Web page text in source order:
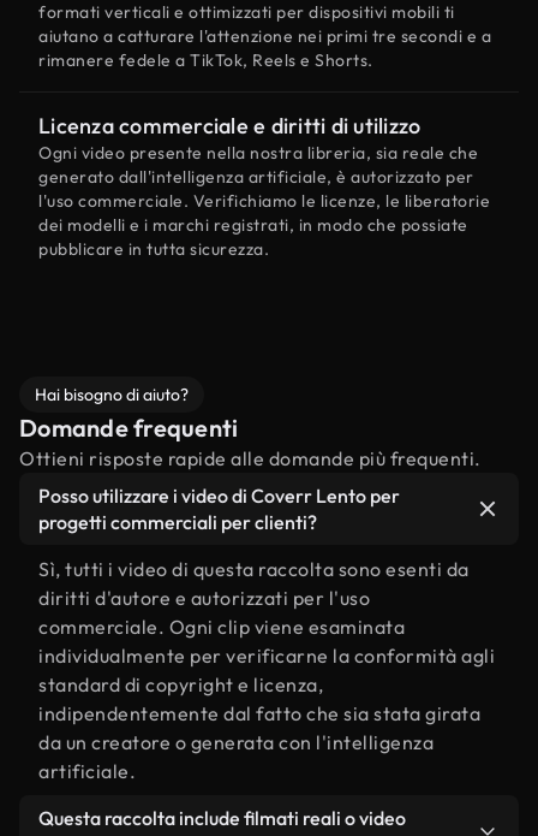
formati verticali e ottimizzati per dispositivi mobili ti
aiutano a catturare l'attenzione nei primi tre secondi e a
rimanere fedele a TikTok, Reels e Shorts.
Licenza commerciale e diritti di utilizzo
Ogni video presente nella nostra libreria, sia reale che
generato dall'intelligenza artificiale, è autorizzato per
l'uso commerciale. Verifichiamo le licenze, le liberatorie
dei modelli e i marchi registrati, in modo che possiate
pubblicare in tutta sicurezza.
Hai bisogno di aiuto?
Domande frequenti
Ottieni risposte rapide alle domande più frequenti.
Posso utilizzare i video di Coverr Lento per
progetti commerciali per clienti?
Sì, tutti i video di questa raccolta sono esenti da
diritti d'autore e autorizzati per l'uso
commerciale. Ogni clip viene esaminata
individualmente per verificarne la conformità agli
standard di copyright e licenza,
indipendentemente dal fatto che sia stata girata
da un creatore o generata con l'intelligenza
artificiale.
Questa raccolta include filmati reali o video